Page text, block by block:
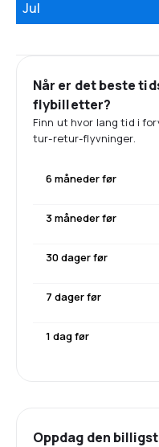
Jul
Når er det beste
flybilletter?
Finn ut hvor lang tid i
tur-retur-flyvninger.
6 måneder før
3 måneder før
30 dager før
7 dager før
1 dag før
Oppdag den